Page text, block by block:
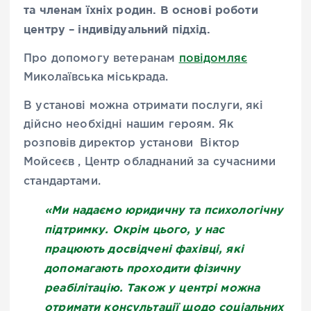
та членам їхніх родин. В основі роботи
центру – індивідуальний підхід.
Про допомогу ветеранам повідомляє
Миколаївська міськрада.
В установі можна отримати послуги, які
дійсно необхідні нашим героям. Як
розповів директор установи Віктор
Мойсеєв , Центр обладнаний за сучасними
стандартами.
«Ми надаємо юридичну та психологічну
підтримку. Окрім цього, у нас
працюють досвідчені фахівці, які
допомагають проходити фізичну
реабілітацію. Також у центрі можна
отримати консультації щодо соціальних